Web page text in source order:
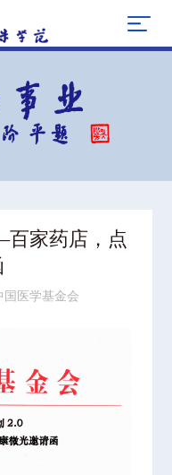
家药店，点
医学基金会